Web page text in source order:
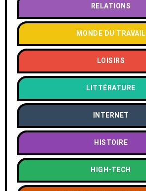
RELATIONS
MONDE DU TRAVAIL
LOISIRS
LITTÉRATURE
INTERNET
HISTOIRE
HIGH-TECH